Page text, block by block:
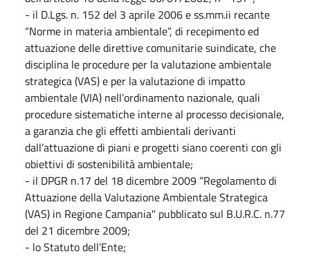
- il D.Lgs. n. 152 del 3 aprile 2006 e ss.mm.ii recante
“Norme in materia ambientale”, di recepimento ed
attuazione delle direttive comunitarie suindicate, che
disciplina le procedure per la valutazione ambientale
strategica (VAS) e per la valutazione di impatto
ambientale (VIA) nell’ordinamento nazionale, quali
procedure sistematiche interne al processo decisionale,
a garanzia che gli effetti ambientali derivanti
dall’attuazione di piani e progetti siano coerenti con gli
obiettivi di sostenibilità ambientale;
- il DPGR n.17 del 18 dicembre 2009 “Regolamento di
Attuazione della Valutazione Ambientale Strategica
(VAS) in Regione Campania" pubblicato sul B.U.R.C. n.77
del 21 dicembre 2009;
- lo Statuto dell’Ente;